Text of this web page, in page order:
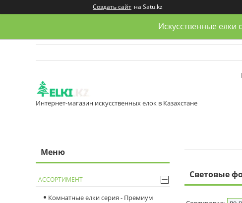
Создать сайт на Satu.kz
Искусственные елки
Интернет-магазин искусственных елок в Казахстане
Световые
АССОРТИМЕНТ
Комнатные елки серия - Премиум